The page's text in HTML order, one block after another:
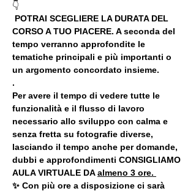
👇
POTRAI SCEGLIERE LA DURATA DEL
CORSO A TUO PIACERE. A seconda del
tempo verranno approfondite le
tematiche principali e più importanti o
un argomento concordato insieme.
.
Per avere il tempo di vedere tutte le
funzionalità e il flusso di lavoro
necessario allo sviluppo con calma e
senza fretta su fotografie diverse,
lasciando il tempo anche per domande,
dubbi e approfondimenti CONSIGLIAMO
AULA VIRTUALE DA almeno 3 ore.
✨ Con più ore a disposizione ci sarà